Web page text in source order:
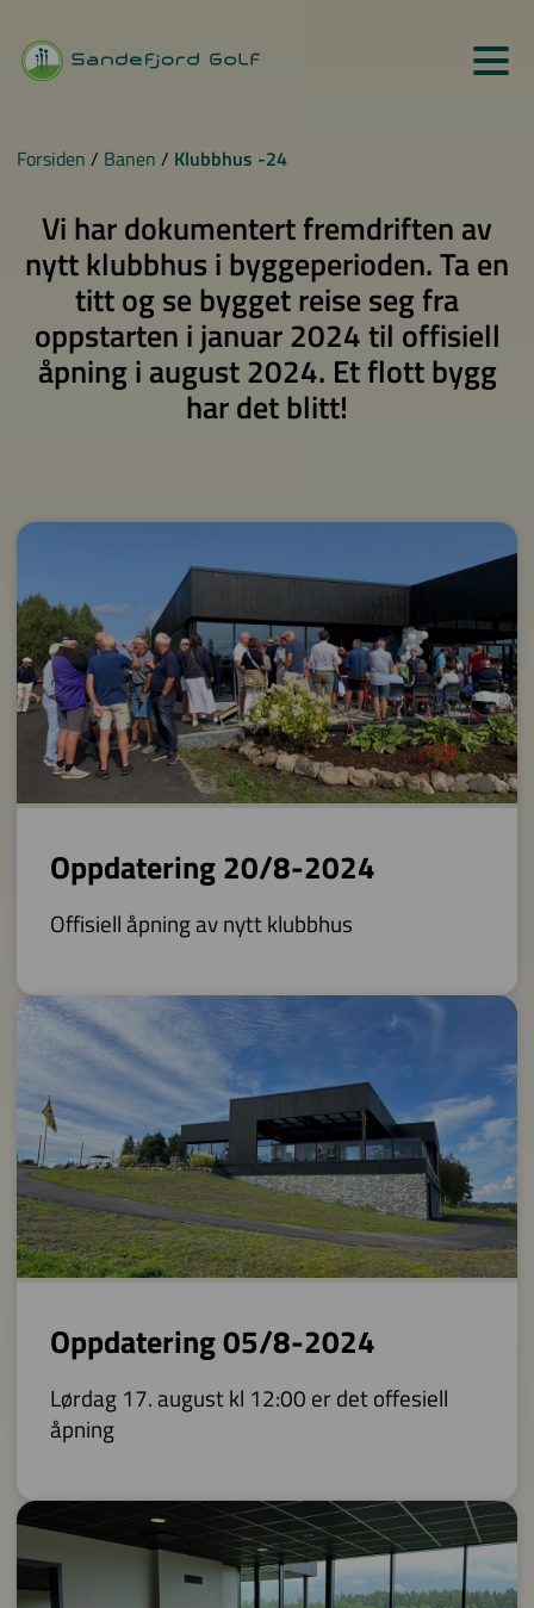
Forsiden / Banen / Klubbhus -24
Vi har dokumentert fremdriften av
nytt klubbhus i byggeperioden. Ta en
titt og se bygget reise seg fra
oppstarten i januar 2024 til offisiell
åpning i august 2024. Et flott bygg
har det blitt!
Oppdatering 20/8-2024
Offisiell åpning av nytt klubbhus
Oppdatering 05/8-2024
Lørdag 17. august kl 12:00 er det offesiell
åpning